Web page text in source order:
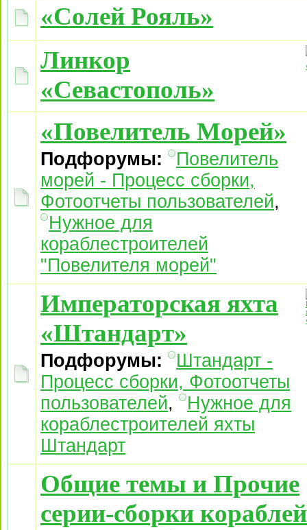
«Солей Рояль»
Линкор
«Севастополь»
«Повелитель Морей»
Подфорумы:
Повелитель
морей - Процесс сборки,
Фотоотчеты пользователей,
Нужное для
кораблестроителей
"Повелителя морей"
Императорская яхта
«Штандарт»
Подфорумы:
Штандарт -
Процесс сборки, Фотоотчеты
пользователей,
Нужное для
кораблестроителей яхты
Штандарт
Общие темы и Прочие
серии-сборки кораблей